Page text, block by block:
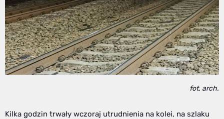
fot. arch.
Kilka godzin trwały wczoraj utrudnienia na kolei, na szlaku